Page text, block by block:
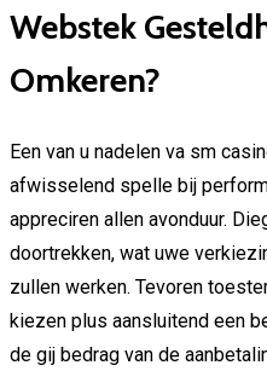
Webstek
Omkeren?
Een van u nadelen va sm
afwisselend spelle bij
appreciren allen avonduur.
doortrekken, wat uwe
zullen werken. Tevoren
kiezen plus aansluitend een
de gij bedrag van de